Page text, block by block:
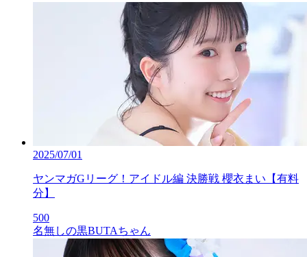
2025/07/01
ヤンマガGリーグ！アイドル編 決勝戦 櫻衣まい【有料
分】
500
名無しの黒BUTAちゃん